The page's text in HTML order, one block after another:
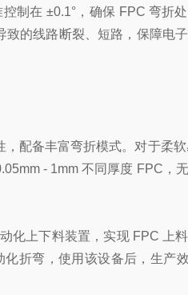
制在 ±0.1°，确保 FPC 弯折
的线路断裂、短路，保障电
，配备丰富弯折模式。对于柔
- 1mm 不同厚度 FPC，
化上下料装置，实现 FPC 上
折弯，使用该设备后，生产